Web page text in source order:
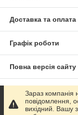
Доставка та оплата
Графік роботи
Повна версія сайту
Сайт створено на
Зараз
повідомлення,
вихідний. Вашу